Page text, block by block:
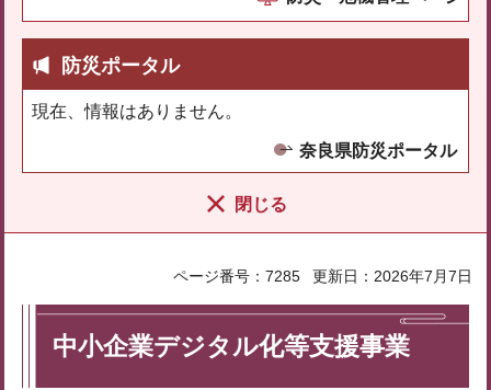
防災ポータル
現在、情報はありません。
奈良県防災ポータル
閉じる
ページ番号：7285 更新日：2026年7月7日
中小企業デジタル化等支援事業